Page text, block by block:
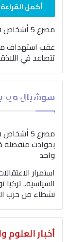
أكمل
مصرع 5 أشخاص في سوريا بحوادث منفصلة خلال يوم واحد
عقب استهداف
تتصاعد في
سوشيال“الصحة
ضرورة
مصرع 5
بحوادث منفصلة
واحد
استمرار
نشطاء من حزب
أخبار العلوم